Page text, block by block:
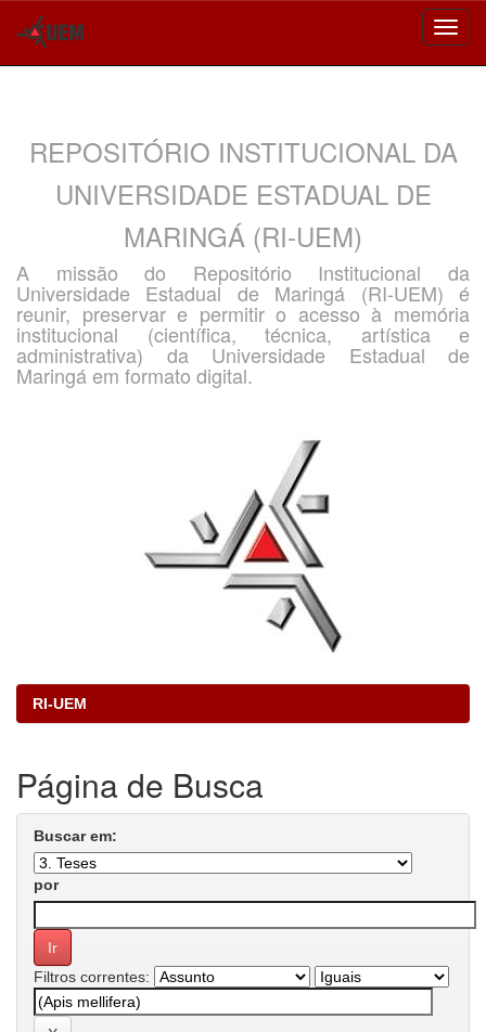
REPOSITÓRIO INSTITUCIONAL DA
UNIVERSIDADE ESTADUAL DE
MARINGÁ (RI-UEM)
A missão do Repositório Institucional da
Universidade Estadual de Maringá (RI-UEM) é
reunir, preservar e permitir o acesso à memória
institucional (científica, técnica, artística e
administrativa) da Universidade Estadual de
Maringá em formato digital.
RI-UEM
Página de Busca
Buscar em:
por
Filtros correntes: